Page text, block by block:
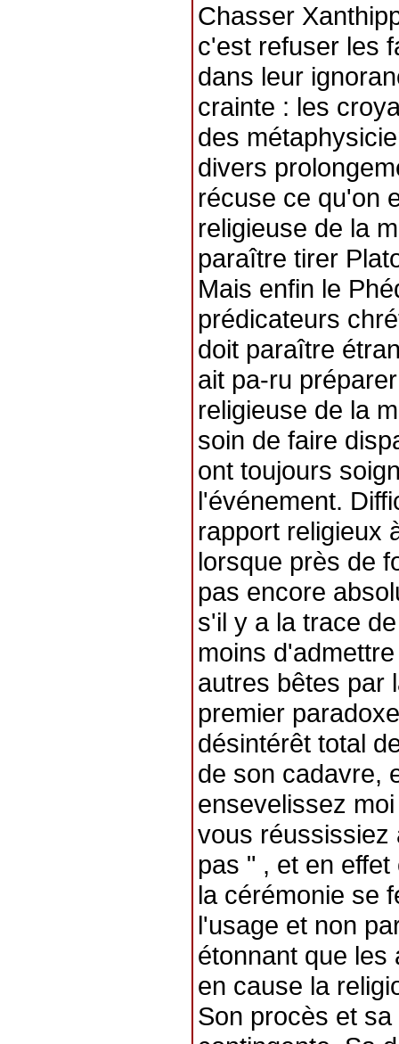
Chasser
c'est refuser les
dans leur
crainte : les
des
divers
récuse ce qu'on
religieuse de la
paraître tirer
Mais enfin le
prédicateurs
doit paraître
ait pa-ru
religieuse de la
soin de faire
ont toujours
l'événement.
rapport religieux
lorsque près de
pas encore
s'il y a la trace
moins
autres bêtes par
premier
désintérêt total
de son cadavre,
ensevelissez
vous réussissiez
pas " , et en
la cérémonie se
l'usage et non
étonnant que les
en cause la
Son procès et